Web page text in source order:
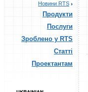
Новини RTS
Продукти
Послуги
Зроблено у RTS
Статті
Проектантам